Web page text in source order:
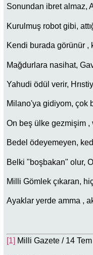
Sonundan ibret almaz,
Kurulmuş robot gibi,
Kendi burada görünür ,
Mağdurlara nasihat,
Yahudi ödül verir,
Milano'ya gidiyom, çok
On beş ülke gezmişim ,
Bedel ödeyemeyen,
Belki "boşbakan" olur,
Milli Gömlek çıkaran,
Ayaklar yerde amma ,
[1] Milli Gazete / 14